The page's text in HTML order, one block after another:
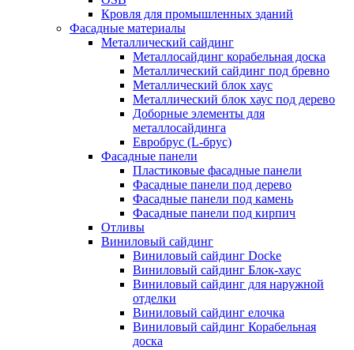
Кровля для промышленных зданий
Фасадные материалы
Металлический сайдинг
Металлосайдинг корабельная доска
Металлический сайдинг под бревно
Металлический блок хаус
Металлический блок хаус под дерево
Доборные элементы для
металлосайдинга
Евробрус (L-брус)
Фасадные панели
Пластиковые фасадные панели
Фасадные панели под дерево
Фасадные панели под камень
Фасадные панели под кирпич
Отливы
Виниловый сайдинг
Виниловый сайдинг Docke
Виниловый сайдинг Блок-хаус
Виниловый сайдинг для наружной
отделки
Виниловый сайдинг елочка
Виниловый сайдинг Корабельная
доска